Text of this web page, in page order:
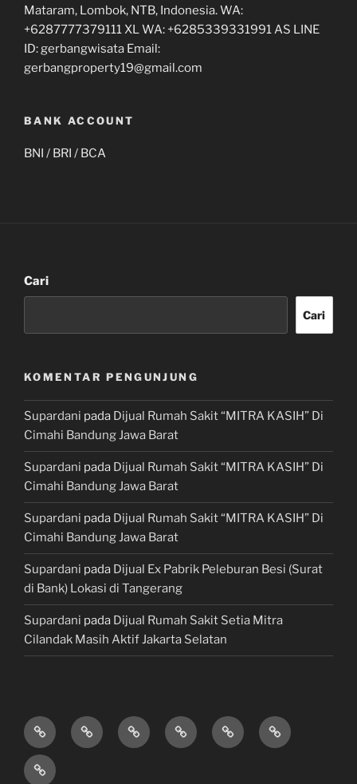
Mataram, Lombok, NTB, Indonesia. WA:
+6287777379111 XL WA: +6285339331991 AS LINE
ID: gerbangwisata Email:
gerbangproperty19@gmail.com
BANK ACCOUNT
BNI / BRI / BCA
Cari
Cari
KOMENTAR PENGUNJUNG
Supardani pada Dijual Rumah Sakit “MITRA KASIH” Di
Cimahi Bandung Jawa Barat
Supardani pada Dijual Rumah Sakit “MITRA KASIH” Di
Cimahi Bandung Jawa Barat
Supardani pada Dijual Rumah Sakit “MITRA KASIH” Di
Cimahi Bandung Jawa Barat
Supardani pada Dijual Ex Pabrik Peleburan Besi (Surat
di Bank) Lokasi di Tangerang
Supardani pada Dijual Rumah Sakit Setia Mitra
Cilandak Masih Aktif Jakarta Selatan
TANAH
DIJUAL
RUMAH
DIJUAL
HOTEL
&
LAHAN
/
KONSULTAN
PROPERTY
JUAL,
BELI
JASA